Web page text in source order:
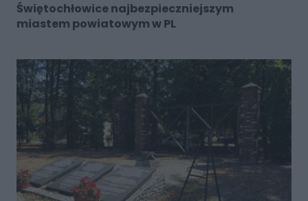
Świętochłowice najbezpieczniejszym
miastem powiatowym w PL